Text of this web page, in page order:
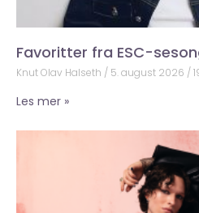
Favoritter fra ESC-
Knut Olav Halseth 5. august 2026
Les mer »